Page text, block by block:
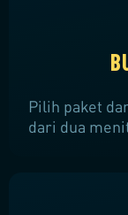
Pilih paket
dari dua